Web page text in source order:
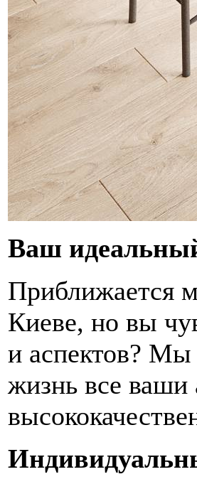
Ваш
Приближается
Киеве, но вы
и аспектов?
жизнь все